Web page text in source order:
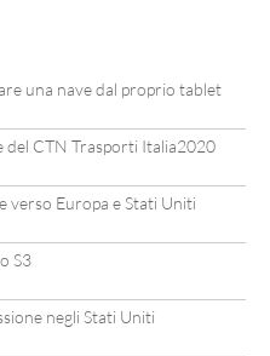
una nave dal proprio tablet
del CTN Trasporti Italia2020
verso Europa e Stati Uniti
S3
negli Stati Uniti